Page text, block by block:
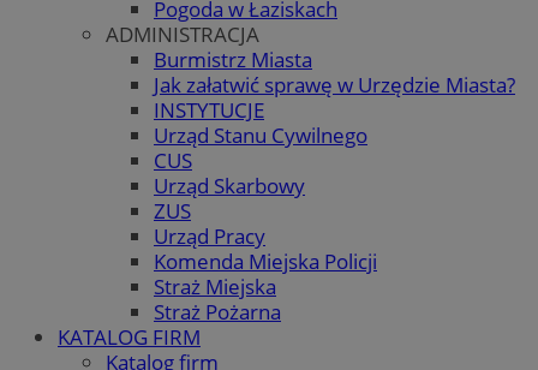
Pogoda w Łaziskach
ADMINISTRACJA
Burmistrz Miasta
Jak załatwić sprawę w Urzędzie Miasta?
INSTYTUCJE
Urząd Stanu Cywilnego
CUS
Urząd Skarbowy
ZUS
Urząd Pracy
Komenda Miejska Policji
Straż Miejska
Straż Pożarna
KATALOG FIRM
Katalog firm